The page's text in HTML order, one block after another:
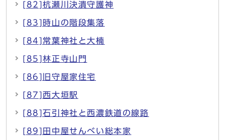
[82]杭瀬川決潰守護神
[83]時山の階段集落
[84]常葉神社と大楠
[85]林正寺山門
[86]旧守屋家住宅
[87]西大垣駅
[88]石引神社と西濃鉄道の線路
[89]田中屋せんべい総本家